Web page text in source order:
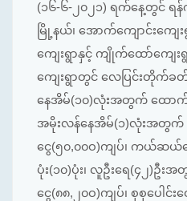
(၁၆-၆- ၂၀၂၁) ရက်နေ့တွင် ရန်
မြို့နယ်၊ အောက်ကျောင်းကျေး
ကျေးရွာနှင့် ကျိုက်ထော်ကျေး
ကျေးရွာတွင် လေပြင်းတိုက်ခတ်
နေအိမ်(၁၀)လုံးအတွက် ထော
အမိုးလန်နေအိမ်(၁)လုံးအတွက်
ငွေ(၅၀,၀၀ဝ)ကျပ်၊ ကယ်ဆယ်
ပုံး(၁၀)ပုံး၊ လူဦးရေ(၄၂)ဦးအ
ငွေ(၈၈, ၂၀ဝ)ကျပ်၊ စုစုပေါင်